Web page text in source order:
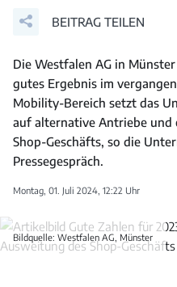
BEITRAG TEILEN
Die Westfalen AG in
gutes Ergebnis im
Mobility-Bereich setzt das
auf alternative Antriebe
Shop-Geschäfts, so die
Pressegespräch.
Montag, 01. Juli 2024, 12:22 Uhr
Bildquelle: Westfalen AG, Münster